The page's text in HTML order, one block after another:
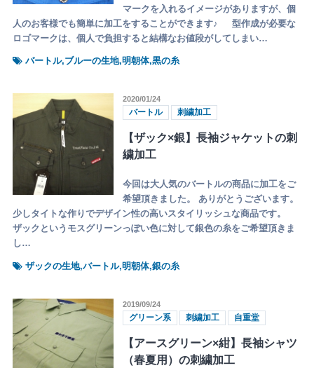
マークを入れるイメージがありますが、個
人のお客様でも簡単に加工をすることができます♪ 型作成が必要な
ロゴマークは、個人で負担すると結構なお値段がしてしまい…
バートル,ブルーの生地,明朝体,黒の糸
2020/01/24
バートル 刺繍加工
【ザック×銀】長袖ジャケットの刺
繍加工
今回は大人気のバートルの商品に加工をご
希望頂きました。 ありがとうございます。
少しタイトな作りでデザイン性の高いスタイリッシュな商品です。
ザックというモスグリーンっぽい色に対して銀色の糸をご希望頂きま
し…
ザックの生地,バートル,明朝体,銀の糸
2019/09/24
グリーン系 刺繍加工 自重堂
【アースグリーン×紺】長袖シャツ
（春夏用）の刺繍加工